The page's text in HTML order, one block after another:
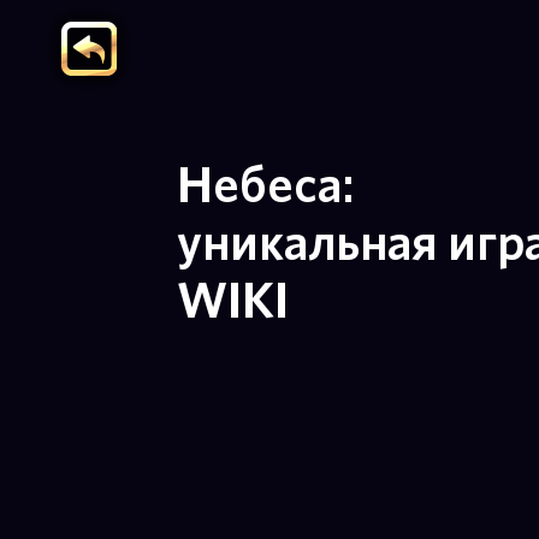
Небеса:
уникальная
WIKI